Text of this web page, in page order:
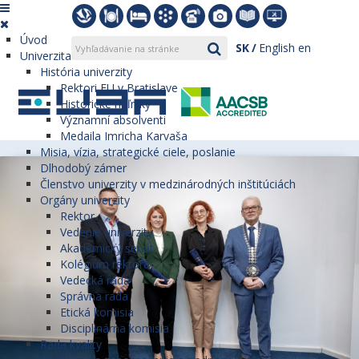
SK English en
Úvod
Univerzita
História univerzity
Rektori EU v Bratislave
Historické míľniky
Významní absolventi
Medaila Imricha Karvaša
Misia, vízia, strategické ciele, poslanie
Dlhodobý zámer
Členstvo univerzity v medzinárodných inštitúciách
Orgány univerzity
Rektor
Vedenie univerzity
Akademický senát
Kolégium rektora
Vedecká rada
Správna rada
Etická komisia
Disciplinárna komisia
Rada kvality